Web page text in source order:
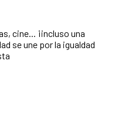
cine... ¡incluso una
se une por la igualdad